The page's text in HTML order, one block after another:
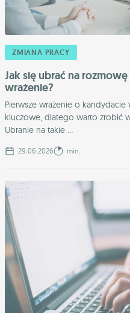
ZMIANA PRACY
Jak się ubrać na
wrażenie?
Pierwsze wrażenie o
kluczowe, dlatego warto zrobić
Ubranie na takie ...
29.06.2026 min.